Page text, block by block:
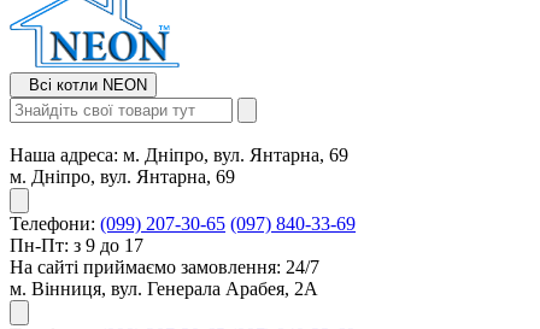
Всі котли NEON
Наша адреса: м. Дніпро, вул. Янтарна, 69
м. Дніпро, вул. Янтарна, 69
Телефони: (099) 207-30-65 (097) 840-33-69
Пн-Пт: з 9 до 17
На сайті приймаємо замовлення: 24/7
м. Вінниця, вул. Генерала Арабея, 2А